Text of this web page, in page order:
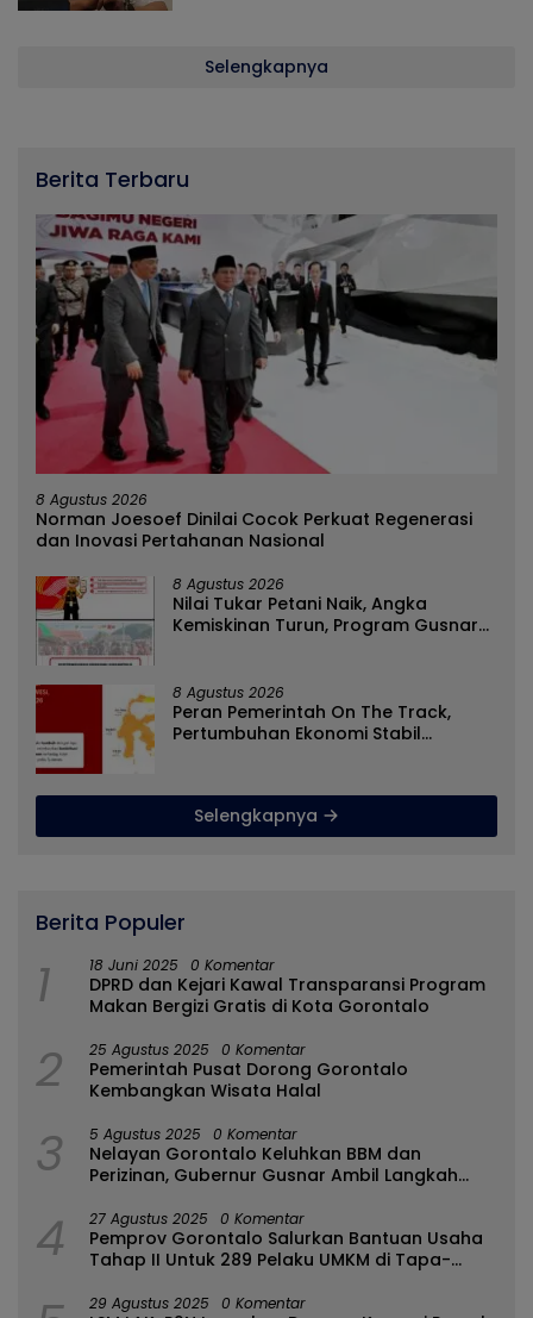
Selengkapnya
Berita Terbaru
8 Agustus 2026
Norman Joesoef Dinilai Cocok Perkuat Regenerasi
dan Inovasi Pertahanan Nasional
8 Agustus 2026
Nilai Tukar Petani Naik, Angka
Kemiskinan Turun, Program Gusnar-
8 Agustus 2026
Peran Pemerintah On The Track,
Pertumbuhan Ekonomi Stabil
Selengkapnya
Berita Populer
1 18 Juni 2025 0 Komentar
DPRD dan Kejari Kawal Transparansi Program
Makan Bergizi Gratis di Kota Gorontalo
2 25 Agustus 2025 0 Komentar
Pemerintah Pusat Dorong Gorontalo
Kembangkan Wisata Halal
3 5 Agustus 2025 0 Komentar
Nelayan Gorontalo Keluhkan BBM dan
Perizinan, Gubernur Gusnar Ambil Langkah
4 27 Agustus 2025 0 Komentar
Pemprov Gorontalo Salurkan Bantuan Usaha
Tahap II Untuk 289 Pelaku UMKM di Tapa-
29 Agustus 2025 0 Komentar